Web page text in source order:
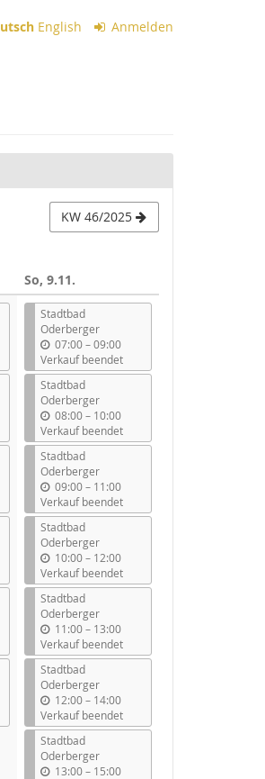
English Anmelden
KW 46/2025
So, 9.11.
Stadtbad
Oderberger
07:00 –b
i
s
09:00
Verkauf beendet
Stadtbad
Oderberger
08:00 –b
i
s
10:00
Verkauf beendet
Stadtbad
Oderberger
09:00 –b
i
s
11:00
Verkauf beendet
Stadtbad
Oderberger
10:00 –b
i
s
12:00
Verkauf beendet
Stadtbad
Oderberger
11:00 –b
i
s
13:00
Verkauf beendet
Stadtbad
Oderberger
12:00 –b
i
s
14:00
Verkauf beendet
Stadtbad
Oderberger
13:00 –b15:00